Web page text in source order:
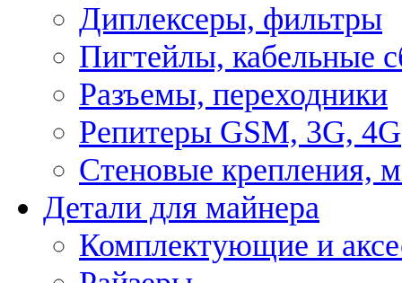
Диплексеры, фильтры
Пигтейлы, кабельные
Разъемы, переходники
Репитеры GSM, 3G, 4G
Стеновые крепления,
Детали для майнера
Комплектующие и